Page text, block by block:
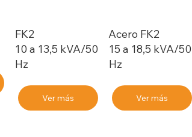
FK2
10 a 13,5 kVA/50
Hz
Ver más
Acero FK2
15 a 18,5 kVA/50
Hz
Ver más